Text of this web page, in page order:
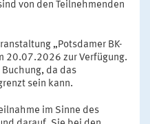
von den Teilnehmenden
„Potsdamer BK-
20.07.2026 zur Verfügung.
da das
sein kann.
im Sinne des